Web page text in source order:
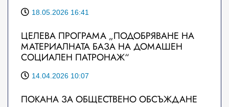
18.05.2026 16:41
ЦЕЛЕВА ПРОГРАМА „ПОДОБРЯВАНЕ НА
МАТЕРИАЛНАТА БАЗА НА ДОМАШЕН
СОЦИАЛЕН ПАТРОНАЖ“
14.04.2026 10:07
ПОКАНА ЗА ОБЩЕСТВЕНО ОБСЪЖДАНЕ